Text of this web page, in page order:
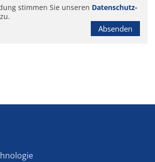
stimmen Sie unseren Datenschutz-
zu.
Absenden